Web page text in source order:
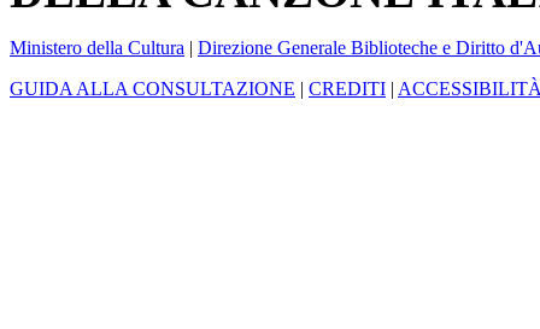
Ministero della Cultura | Direzione Generale Biblioteche e Diritto
GUIDA ALLA CONSULTAZIONE | CREDITI |